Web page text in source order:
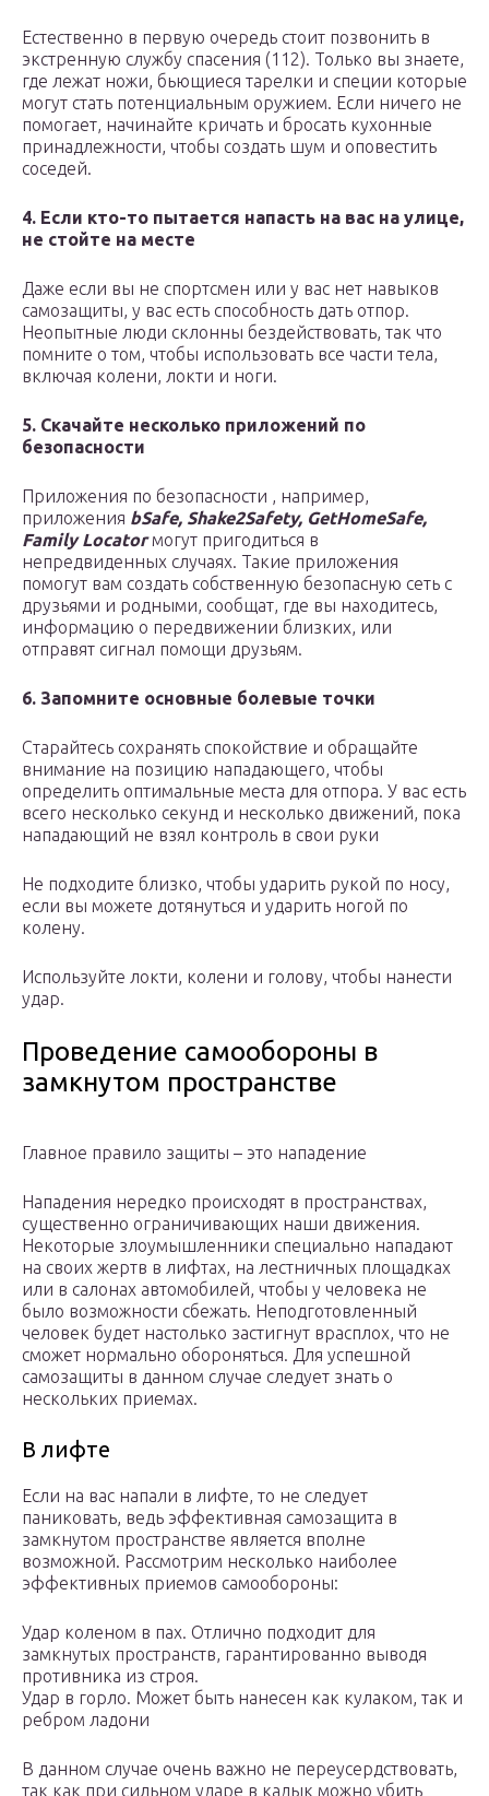
Естественно в первую очередь стоит позвонить в
экстренную службу спасения (112). Только вы знаете,
где лежат ножи, бьющиеся тарелки и специи которые
могут стать потенциальным оружием. Если ничего не
помогает, начинайте кричать и бросать кухонные
принадлежности, чтобы создать шум и оповестить
соседей.
4. Если кто-то пытается напасть на вас на улице,
не стойте на месте
Даже если вы не спортсмен или у вас нет навыков
самозащиты, у вас есть способность дать отпор.
Неопытные люди склонны бездействовать, так что
помните о том, чтобы использовать все части тела,
включая колени, локти и ноги.
5. Скачайте несколько приложений по
безопасности
Приложения по безопасности , например,
приложения bSafe, Shake2Safety, GetHomeSafe,
Family Locatorмогут пригодиться в
непредвиденных случаях. Такие приложения
помогут вам создать собственную безопасную сеть с
друзьями и родными, сообщат, где вы находитесь,
информацию о передвижении близких, или
отправят сигнал помощи друзьям.
6. Запомните основные болевые точки
Старайтесь сохранять спокойствие и обращайте
внимание на позицию нападающего, чтобы
определить оптимальные места для отпора. У вас есть
всего несколько секунд и несколько движений, пока
нападающий не взял контроль в свои руки
Не подходите близко, чтобы ударить рукой по носу,
если вы можете дотянуться и ударить ногой по
колену.
Используйте локти, колени и голову, чтобы нанести
удар.
Проведение самообороны в
замкнутом пространстве
Главное правило защиты – это нападение
Нападения нередко происходят в пространствах,
существенно ограничивающих наши движения.
Некоторые злоумышленники специально нападают
на своих жертв в лифтах, на лестничных площадках
или в салонах автомобилей, чтобы у человека не
было возможности сбежать. Неподготовленный
человек будет настолько застигнут врасплох, что не
сможет нормально обороняться. Для успешной
самозащиты в данном случае следует знать о
нескольких приемах.
В лифте
Если на вас напали в лифте, то не следует
паниковать, ведь эффективная самозащита в
замкнутом пространстве является вполне
возможной. Рассмотрим несколько наиболее
эффективных приемов самообороны:
Удар коленом в пах. Отлично подходит для
замкнутых пространств, гарантированно выводя
противника из строя.
Удар в горло. Может быть нанесен как кулаком, так и
ребром ладони
В данном случае очень важно не переусердствовать,
так как при сильном ударе в кадык можно убить